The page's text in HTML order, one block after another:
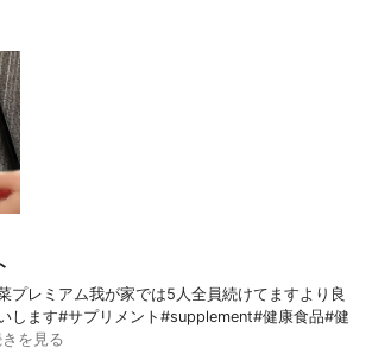
プレミアム我が家では5人全員続けてますより良
します#サプリメント#supplement#健康食品#健
を見る